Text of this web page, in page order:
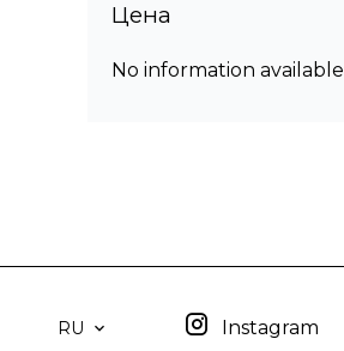
Цена
No information available
RU Instagram